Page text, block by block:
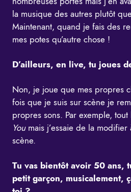
la musique des autres plutôt
Maintenant, quand je fais des
mes potes qu’autre chose !
D’ailleurs, en live, tu joues
Non, je joue que mes propres
fois que je suis sur scène je
propres sons. Par exemple,
You mais j’essaie de la
scène.
Tu vas bientôt avoir 50 ans,
petit garçon, musicalement,